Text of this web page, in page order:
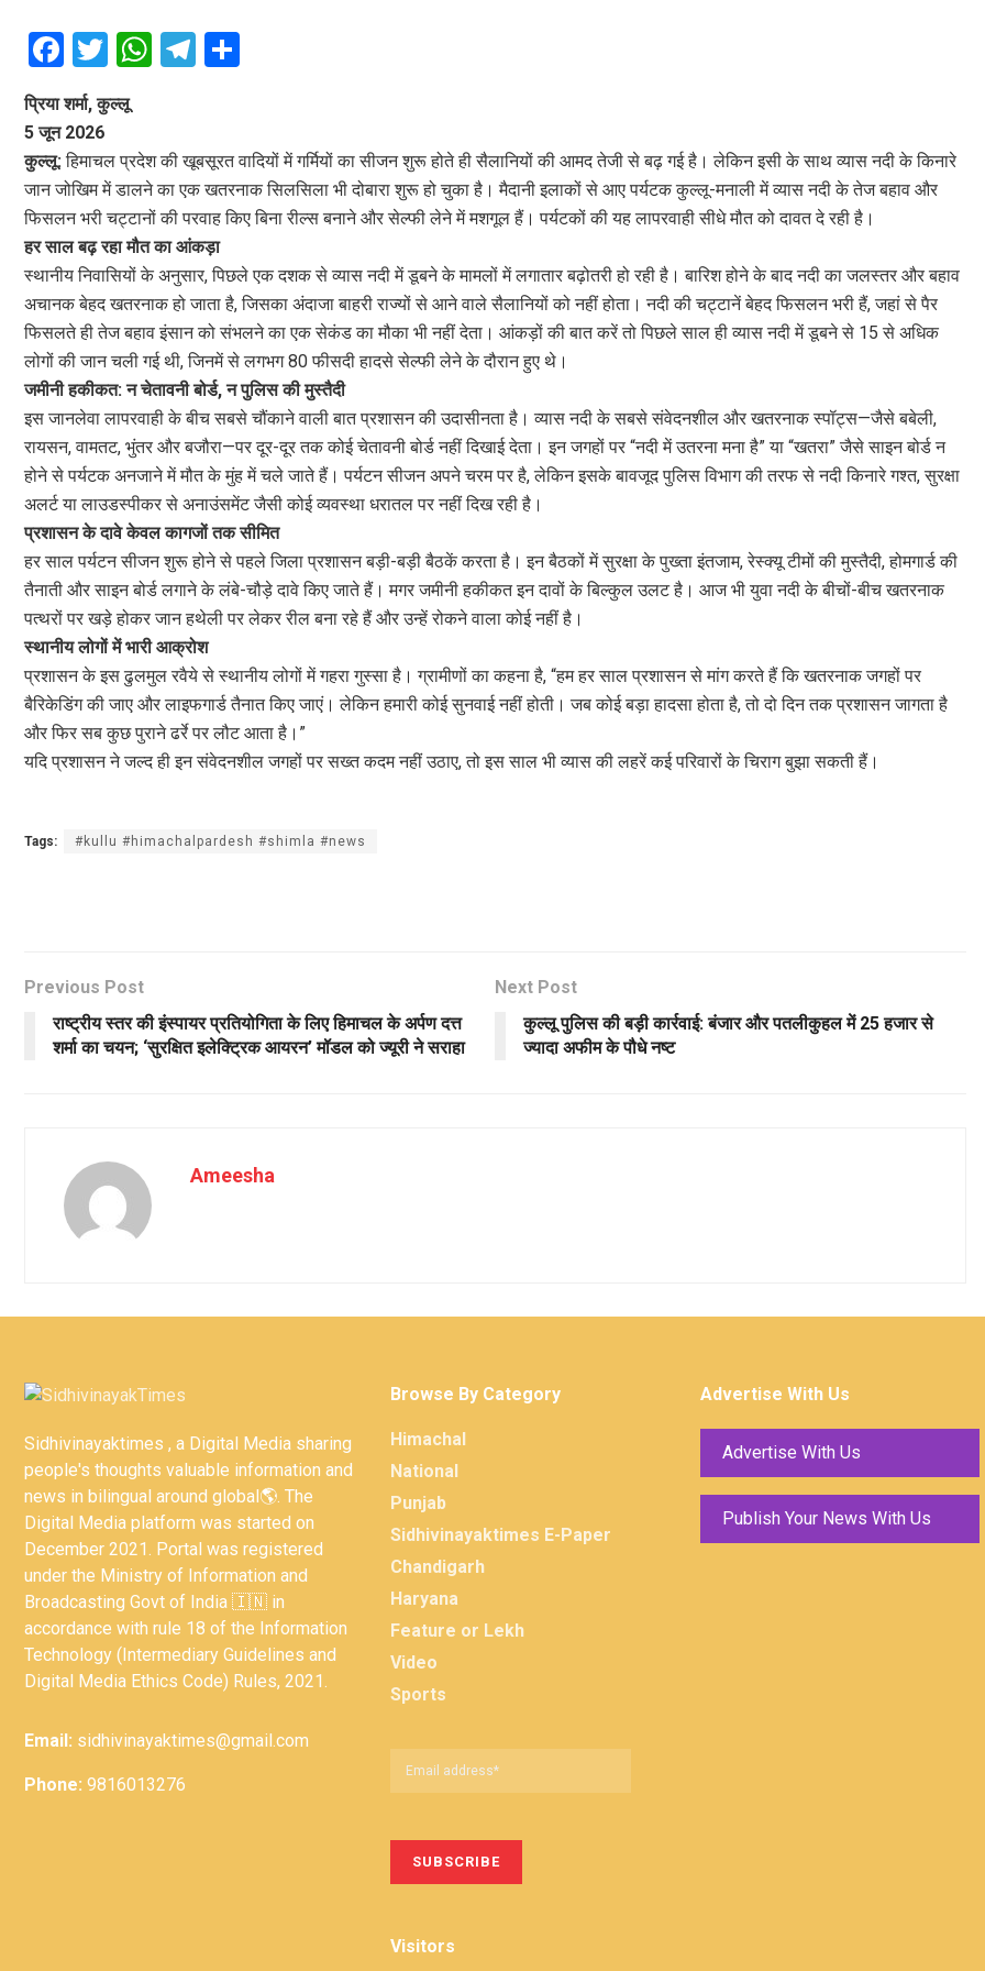
F
ce
b
o
o
k
T
tt
er
W
s
A
p
p
T
gr
a
m
e
प्रिया शर्मा, कुल्लू
5 जून 2026
कुल्लू: हिमाचल प्रदेश की खूबसूरत वादियों में गर्मियों का सीजन शुरू होते ही सैलानियों की आमद तेजी से बढ़ गई है। लेकिन इसी के साथ व्यास नदी के किनारे
जान जोखिम में डालने का एक खतरनाक सिलसिला भी दोबारा शुरू हो चुका है। मैदानी इलाकों से आए पर्यटक कुल्लू-मनाली में व्यास नदी के तेज बहाव और
फिसलन भरी चट्टानों की परवाह किए बिना रील्स बनाने और सेल्फी लेने में मशगूल हैं। पर्यटकों की यह लापरवाही सीधे मौत को दावत दे रही है।
हर साल बढ़ रहा मौत का आंकड़ा
स्थानीय निवासियों के अनुसार, पिछले एक दशक से व्यास नदी में डूबने के मामलों में लगातार बढ़ोतरी हो रही है। बारिश होने के बाद नदी का जलस्तर और बहाव
अचानक बेहद खतरनाक हो जाता है, जिसका अंदाजा बाहरी राज्यों से आने वाले सैलानियों को नहीं होता। नदी की चट्टानें बेहद फिसलन भरी हैं, जहां से पैर
फिसलते ही तेज बहाव इंसान को संभलने का एक सेकंड का मौका भी नहीं देता। आंकड़ों की बात करें तो पिछले साल ही व्यास नदी में डूबने से 15 से अधिक
लोगों की जान चली गई थी, जिनमें से लगभग 80 फीसदी हादसे सेल्फी लेने के दौरान हुए थे।
जमीनी हकीकत: न चेतावनी बोर्ड, न पुलिस की मुस्तैदी
इस जानलेवा लापरवाही के बीच सबसे चौंकाने वाली बात प्रशासन की उदासीनता है। व्यास नदी के सबसे संवेदनशील और खतरनाक स्पॉट्स—जैसे बबेली,
रायसन, वामतट, भुंतर और बजौरा—पर दूर-दूर तक कोई चेतावनी बोर्ड नहीं दिखाई देता। इन जगहों पर “नदी में उतरना मना है” या “खतरा” जैसे साइन बोर्ड न
होने से पर्यटक अनजाने में मौत के मुंह में चले जाते हैं। पर्यटन सीजन अपने चरम पर है, लेकिन इसके बावजूद पुलिस विभाग की तरफ से नदी किनारे गश्त, सुरक्षा
अलर्ट या लाउडस्पीकर से अनाउंसमेंट जैसी कोई व्यवस्था धरातल पर नहीं दिख रही है।
प्रशासन के दावे केवल कागजों तक सीमित
हर साल पर्यटन सीजन शुरू होने से पहले जिला प्रशासन बड़ी-बड़ी बैठकें करता है। इन बैठकों में सुरक्षा के पुख्ता इंतजाम, रेस्क्यू टीमों की मुस्तैदी, होमगार्ड की
तैनाती और साइन बोर्ड लगाने के लंबे-चौड़े दावे किए जाते हैं। मगर जमीनी हकीकत इन दावों के बिल्कुल उलट है। आज भी युवा नदी के बीचों-बीच खतरनाक
पत्थरों पर खड़े होकर जान हथेली पर लेकर रील बना रहे हैं और उन्हें रोकने वाला कोई नहीं है।
स्थानीय लोगों में भारी आक्रोश
प्रशासन के इस ढुलमुल रवैये से स्थानीय लोगों में गहरा गुस्सा है। ग्रामीणों का कहना है, “हम हर साल प्रशासन से मांग करते हैं कि खतरनाक जगहों पर
बैरिकेडिंग की जाए और लाइफगार्ड तैनात किए जाएं। लेकिन हमारी कोई सुनवाई नहीं होती। जब कोई बड़ा हादसा होता है, तो दो दिन तक प्रशासन जागता है
और फिर सब कुछ पुराने ढर्रे पर लौट आता है।”
यदि प्रशासन ने जल्द ही इन संवेदनशील जगहों पर सख्त कदम नहीं उठाए, तो इस साल भी व्यास की लहरें कई परिवारों के चिराग बुझा सकती हैं।
Tags: #kullu #himachalpardesh #shimla #news
Previous Post
राष्ट्रीय स्तर की इंस्पायर प्रतियोगिता के लिए हिमाचल के अर्पण दत्त
शर्मा का चयन; ‘सुरक्षित इलेक्ट्रिक आयरन’ मॉडल को ज्यूरी ने सराहा
Next Post
कुल्लू पुलिस की बड़ी कार्रवाई: बंजार और पतलीकुहल में 25 हजार से
ज्यादा अफीम के पौधे नष्ट
Ameesha
Sidhivinayaktimes , a Digital Media sharing
people's thoughts valuable information and
news in bilingual around global🌎. The
Digital Media platform was started on
December 2021. Portal was registered
under the Ministry of Information and
Broadcasting Govt of India 🇮🇳 in
accordance with rule 18 of the Information
Technology (Intermediary Guidelines and
Digital Media Ethics Code) Rules, 2021.
Email: sidhivinayaktimes@gmail.com
Phone: 9816013276
Browse By Category
Himachal
National
Punjab
Sidhivinayaktimes E-Paper
Chandigarh
Haryana
Feature or Lekh
Video
Sports
Visitors
Advertise With Us
Advertise With Us
Publish Your News With Us